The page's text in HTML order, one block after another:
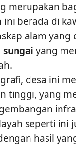
merupakan
ini berada di
alam yang
sungai yang
desa ini
tinggi, yang
seperti ini
hasil